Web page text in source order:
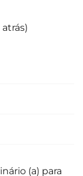
(a) para